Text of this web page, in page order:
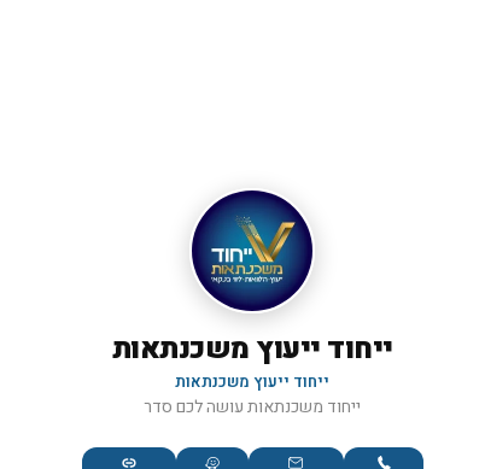
ייחוד ייעוץ משכנתאות
ייחוד ייעוץ משכנתאות
ייחוד משכנתאות עושה לכם סדר